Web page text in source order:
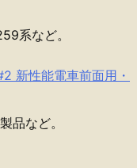
系など。
新性能電車前面用・
品など。